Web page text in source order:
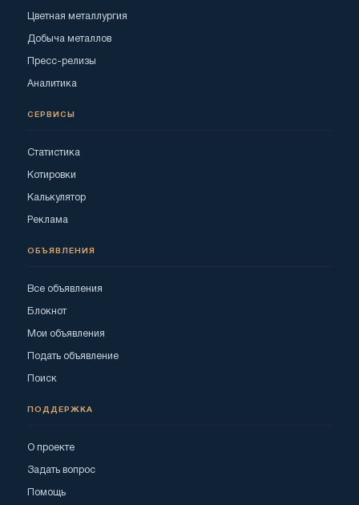
Цветная металлургия
Добыча металлов
Пресс-релизы
Аналитика
СЕРВИСЫ
Статистика
Котировки
Калькулятор
Реклама
ОБЪЯВЛЕНИЯ
Все объявления
Блокнот
Мои объявления
Подать объявление
Поиск
ПОДДЕРЖКА
О проекте
Задать вопрос
Помощь